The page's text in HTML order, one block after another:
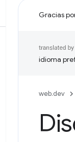
Gracias
idioma
web.dev